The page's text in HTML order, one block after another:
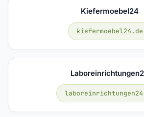
Kiefermoebel24
kiefermoebel24.de